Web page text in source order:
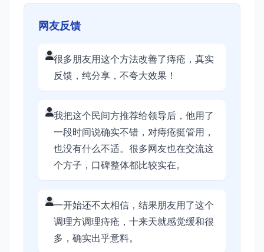
网友反馈
很多朋友用这个方法改善了痔疮，真实
反馈，纯分享，不夸大效果！
我把这个民间方推荐给领导后，他用了
一段时间说确实不错，对痔疮挺管用，
也没有什么不适。很多网友也在交流这
个方子，口碑整体都比较实在。
一开始还不太相信，结果朋友用了这个
调理方调理痔疮，十来天就感觉缓和很
多，确实出乎意料。